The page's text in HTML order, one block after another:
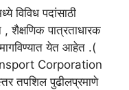
विविध पदांसाठी
, शैक्षणिक पात्रताधारक
येत आहेत .(
Corporation
तपशिल पुढीलप्रमाणे